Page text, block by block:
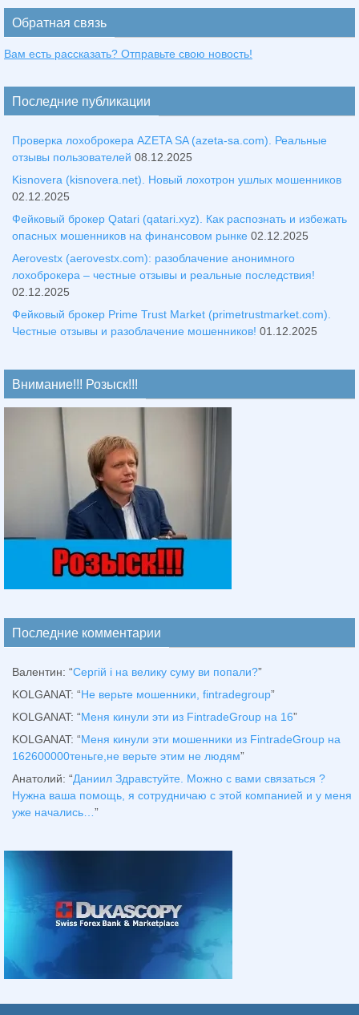
Обратная связь
Вам есть рассказать? Отправьте свою новость!
Последние публикации
Проверка лохоброкера AZETA SA (azeta-sa.com). Реальные
отзывы пользователей 08.12.2025
Kisnovera (kisnovera.net). Новый лохотрон ушлых мошенников
02.12.2025
Фейковый брокер Qatari (qatari.xyz). Как распознать и избежать
опасных мошенников на финансовом рынке 02.12.2025
Aerovestx (aerovestx.com): разоблачение анонимного
лохоброкера – честные отзывы и реальные последствия!
02.12.2025
Фейковый брокер Prime Trust Market (primetrustmarket.com).
Честные отзывы и разоблачение мошенников! 01.12.2025
Внимание!!! Розыск!!!
Последние комментарии
Валентин: “Сергій і на велику суму ви попали?”
KOLGANAT: “Не верьте мошенники, fintradegroup”
KOLGANAT: “Меня кинули эти из FintradeGroup на 16”
KOLGANAT: “Меня кинули эти мошенники из FintradeGroup на
162600000теньге,не верьте этим не людям”
Анатолий: “Даниил Здравстуйте. Можно с вами связаться ?
Нужна ваша помощь, я сотрудничаю с этой компанией и у меня
уже начались… ”